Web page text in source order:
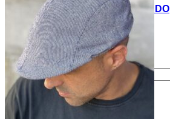
MIS COSITAS POR EL MUNDO
EL COMIENZO
BLOG
PAGOS
CONTACTO
Buscar por:
Acceder / Registrarse